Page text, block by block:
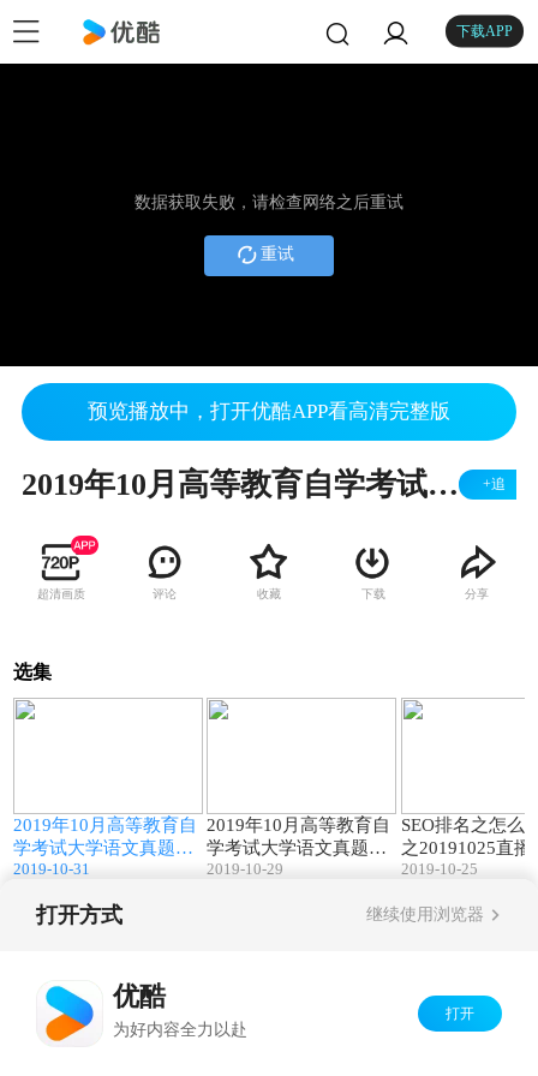
下载APP
数据获取失败，请检查网络之后重试
重试
预览播放中，打开优酷APP看高清完整版
2019年10月高等教育自学考试大学语文真题点评（一） +追
超清画质 评论 收藏 下载 分享
选集
2019年10月高等教育自
学考试大学语文真题点
评（一）
2019-10-31
2019年10月高等教育自
学考试大学语文真题点
评
2019-10-29
SEO排名之怎么
之20191025直播
2019-10-25
打开方式 继续使用浏览器
优酷
为好内容全力以赴
打开